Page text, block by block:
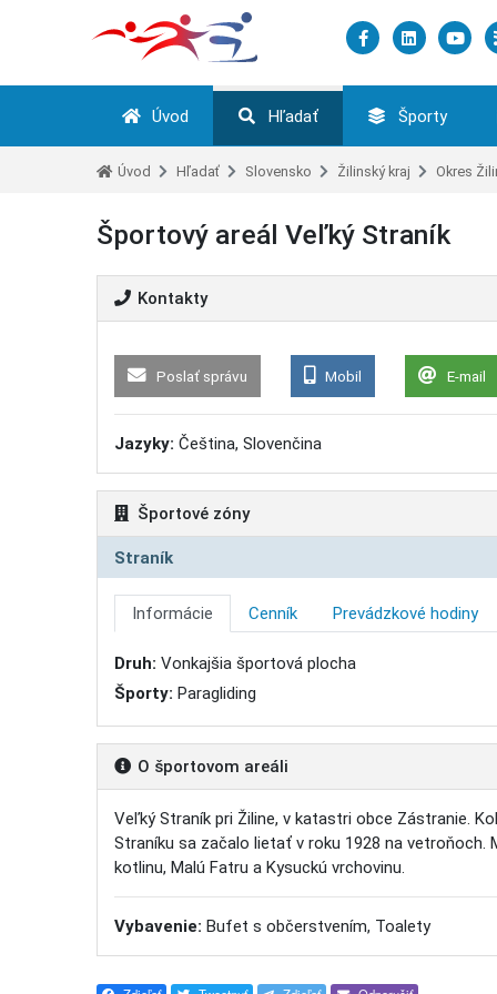
Úvod Hľadať Športy
Úvod Hľadať Slovensko Žilinský kraj Okres
Športový areál Veľký Straník
Kontakty
Poslať správu Mobil E-mail
Jazyky: Čeština, Slovenčina
Športové zóny
Straník
Informácie Cenník Prevádzkové hodiny
Druh: Vonkajšia športová plocha
Športy: Paragliding
O športovom areáli
Veľký Straník pri Žiline, v katastri obce Zástranie.
Straníku sa začalo lietať v roku 1928 na
kotlinu, Malú Fatru a Kysuckú vrchovinu.
Vybavenie: Bufet s občerstvením, Toalety